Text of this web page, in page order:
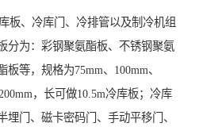
板、冷库门、冷排管以及制冷机组
分为：彩钢聚氨酯板、不锈钢聚氨
等，规格为75mm、100mm、
，长可做10.5m冷库板；冷库
埋门、磁卡密码门、手动平移门、